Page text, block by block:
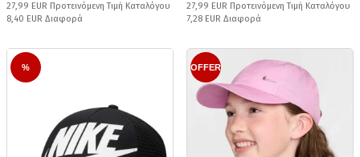
27,99 EUR Προτεινόμενη Τιμή Καταλόγου
8,40 EUR Διαφορά
27,99 EUR Προτεινόμενη Τιμή Καταλόγου
7,28 EUR Διαφορά
% OFFER